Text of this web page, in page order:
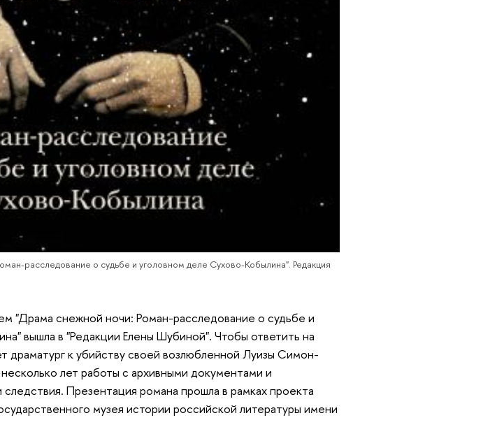
расследование о судьбе и уголовном деле Сухово-Кобылина". Редакция
"Драма снежной ночи: Роман-расследование о судьбе и
вышла в "Редакции Елены Шубиной". Чтобы ответить на
драматург к убийству своей возлюбленной Луизы Симон-
лет работы с архивными документами и
Презентация романа прошла в рамках проекта
музея истории российской литературы имени